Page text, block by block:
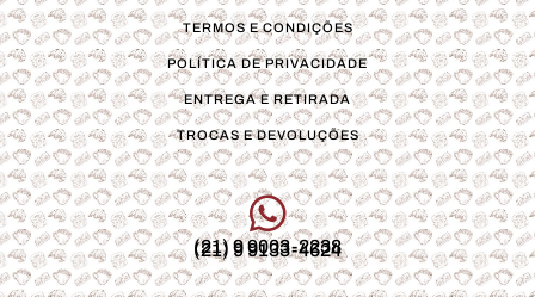
TERMOS E CONDIÇÕES
POLÍTICA DE PRIVACIDADE
ENTREGA E RETIRADA
TROCAS E DEVOLUÇÕES
(21) 9 9003-2238
(21) 9 9133-4624